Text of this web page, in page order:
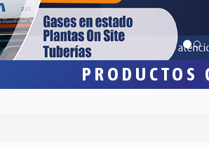
PRODUCTOS